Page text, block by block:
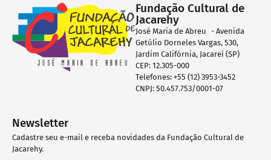
Fundação Cultural de
Jacarehy
José Maria de Abreu - Avenida
Getúlio Dorneles Vargas, 530,
Jardim Califórnia, Jacareí (SP)
CEP: 12.305-000
Telefones: +55 (12) 3953-3452
CNPJ: 50.457.753/0001-07
Newsletter
Cadastre seu e-mail e receba novidades da Fundação Cultural de
Jacarehy.